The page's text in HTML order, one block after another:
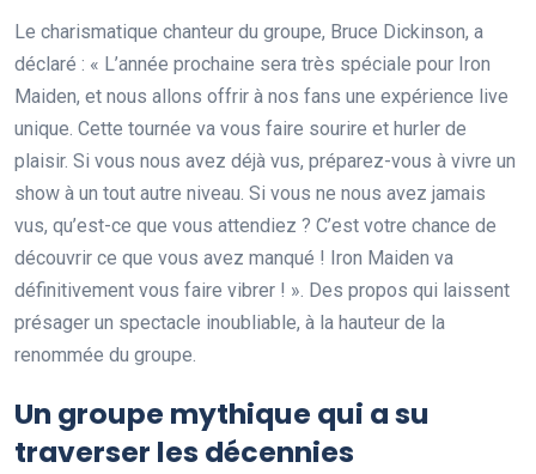
Le charismatique chanteur du groupe, Bruce Dickinson, a
déclaré : « L’année prochaine sera très spéciale pour Iron
Maiden, et nous allons offrir à nos fans une expérience live
unique. Cette tournée va vous faire sourire et hurler de
plaisir. Si vous nous avez déjà vus, préparez-vous à vivre un
show à un tout autre niveau. Si vous ne nous avez jamais
vus, qu’est-ce que vous attendiez ? C’est votre chance de
découvrir ce que vous avez manqué ! Iron Maiden va
définitivement vous faire vibrer ! ». Des propos qui laissent
présager un spectacle inoubliable, à la hauteur de la
renommée du groupe.
Un groupe mythique qui a su
traverser les décennies